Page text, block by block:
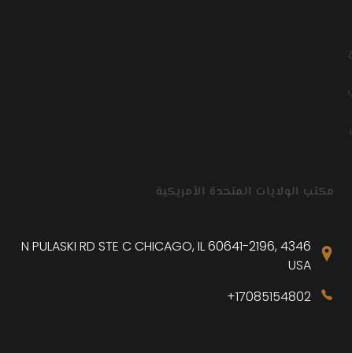
مكتب الولايات المتحدة الأمريكية
4346 N PULASKI RD STE C CHICAGO, IL 60641-2196,
USA
17085154802+